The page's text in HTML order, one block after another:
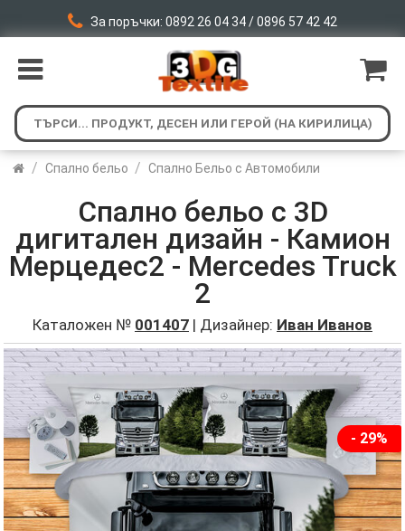
За поръчки: 0892 26 04 34 / 0896 57 42 42
/ Спално бельо / Спално Бельо с Автомобили
Спално бельо с 3D
дигитален дизайн - Камион
Мерцедес2 - Mercedes Truck
2
Каталожен № 001407 | Дизайнер: Иван Иванов
- 29%